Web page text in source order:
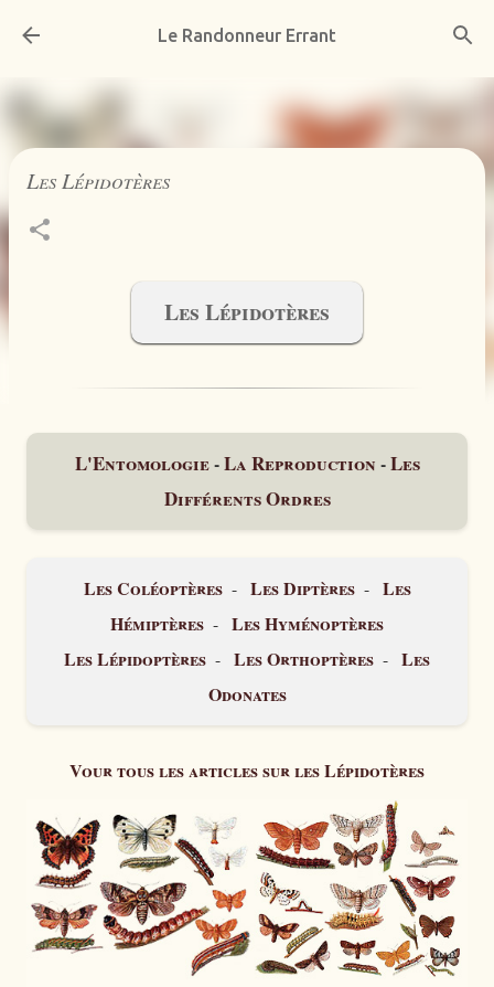
Accéder au contenu principal
Le Randonneur Errant
Les Lépidotères
Les Lépidotères
L'Entomologie-La Reproduction -Les
Différents Ordres
Les Coléoptères- Les Diptères- Les
Hémiptères - Les Hyménoptères
Les Lépidoptères - Les Orthoptères - Les
Odonates
Vour tous les articles sur les Lépidotères